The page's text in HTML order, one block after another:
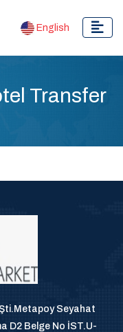
English
Transfer
Seyahat
D2 Belge No İST.U-